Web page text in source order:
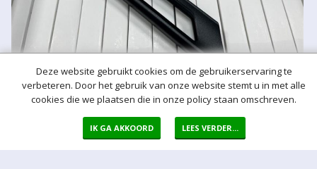
Deze website gebruikt cookies om de gebruikerservaring te
verbeteren. Door het gebruik van onze website stemt u in met alle
cookies die we plaatsen die in onze policy staan omschreven.
IK GA AKKOORD LEES VERDER...